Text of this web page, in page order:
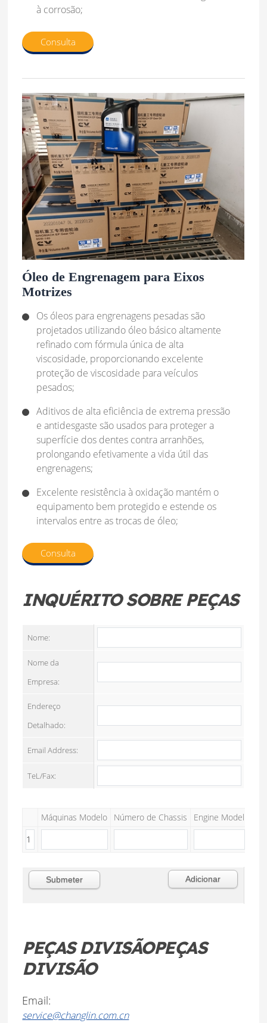
à corrosão;
Consulta
Óleo de Engrenagem para Eixos
Motrizes
Os óleos para engrenagens pesadas são
projetados utilizando óleo básico altamente
refinado com fórmula única de alta
viscosidade, proporcionando excelente
proteção de viscosidade para veículos
pesados;
Aditivos de alta eficiência de extrema pressão
e antidesgaste são usados para proteger a
superfície dos dentes contra arranhões,
prolongando efetivamente a vida útil das
engrenagens;
Excelente resistência à oxidação mantém o
equipamento bem protegido e estende os
intervalos entre as trocas de óleo;
Consulta
INQUÉRITO SOBRE PEÇAS
Nome:
Nome da
Empresa:
Endereço
Detalhado:
Email Address:
TeL/Fax:
Máquinas Modelo Número de Chassis Engine Model
PEÇAS DIVISÃOPEÇAS
DIVISÃO
Email:
service@changlin.com.cn